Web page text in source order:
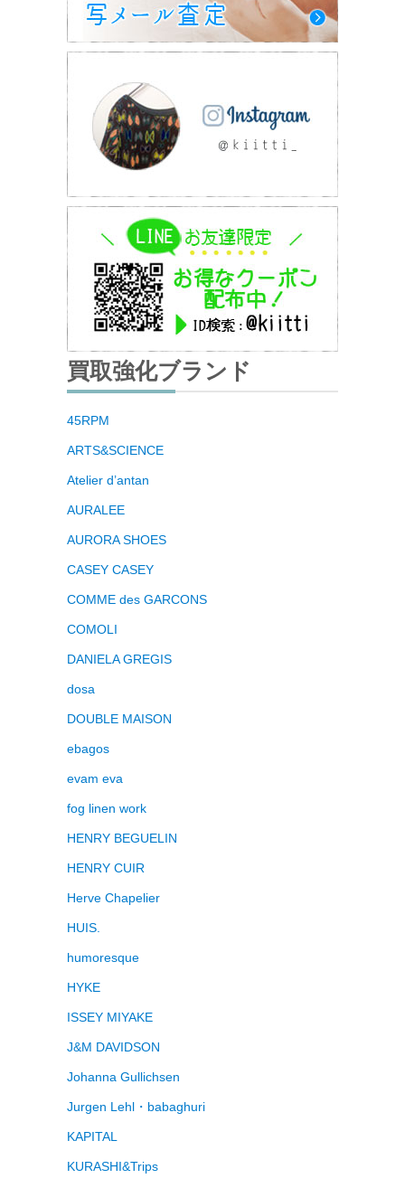
買取強化ブランド
45RPM
ARTS&SCIENCE
Atelier d’antan
AURALEE
AURORA SHOES
CASEY CASEY
COMME des GARCONS
COMOLI
DANIELA GREGIS
dosa
DOUBLE MAISON
ebagos
evam eva
fog linen work
HENRY BEGUELIN
HENRY CUIR
Herve Chapelier
HUIS.
humoresque
HYKE
ISSEY MIYAKE
J&M DAVIDSON
Johanna Gullichsen
Jurgen Lehl・babaghuri
KAPITAL
KURASHI&Trips